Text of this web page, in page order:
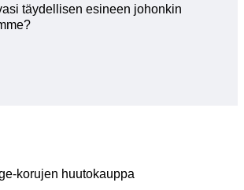
täydellisen esineen johonkin
korujen huutokauppa